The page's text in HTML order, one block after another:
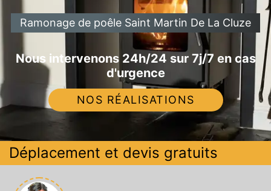
Ramonage de poêle Saint Martin De La Cluze
Nous intervenons 24h/24 sur 7j/7 en cas
d'urgence
NOS RÉALISATIONS
Déplacement et devis gratuits